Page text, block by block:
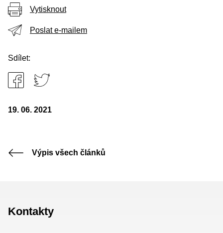
Vytisknout
Poslat e-mailem
Sdílet:
19. 06. 2021
Výpis všech článků
Kontakty